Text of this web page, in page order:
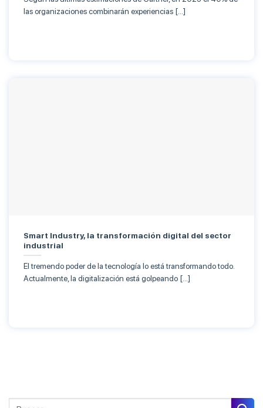
las organizaciones combinarán experiencias […]
Smart Industry, la transformación digital del sector
industrial
El tremendo poder de la tecnología lo está transformando todo.
Actualmente, la digitalización está golpeando […]